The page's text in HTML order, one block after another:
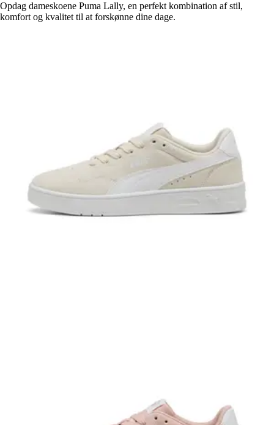
Opdag dameskoene Puma Lally, en perfekt kombination af stil,
komfort og kvalitet til at forskønne dine dage.